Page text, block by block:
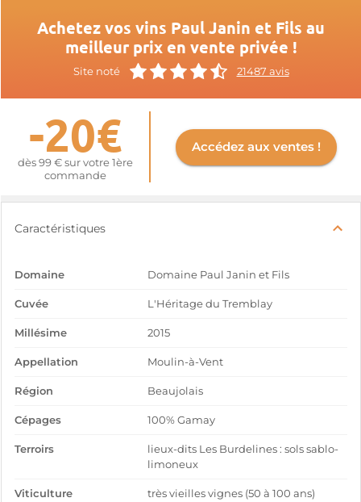
Achetez vos vins Paul Janin et Fils au
meilleur prix en vente privée !
Site noté 21487 avis
-20€
dès 99 € sur votre 1ère
commande
Accédez aux ventes !
Caractéristiques
Domaine Domaine Paul Janin et Fils
Cuvée L'Héritage du Tremblay
Millésime 2015
Appellation Moulin-à-Vent
Région Beaujolais
Cépages 100% Gamay
Terroirs
lieux-dits Les Burdelines : sols sablo-
limoneux
Viticulture
très vieilles vignes (50 à 100 ans)